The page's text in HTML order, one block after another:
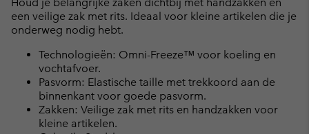
Houd je belangrijke zaken dichtbij met handzakken en
een veilige zak met rits. Ideaal voor kleine artikelen die je
onderweg nodig hebt.
Technologieën: Omni-Freeze™ voor koeling en
vochtafvoer.
Pasvorm: Elastische taille met trekkoord aan de
binnenkant voor goede pasvorm.
Zakken: Veilige zak met rits en handzakken voor
kleine artikelen.